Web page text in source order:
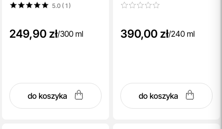
5.0 ( 1)
249,90 zł/300 ml
do koszyka
390,00 zł/240 ml
do koszyka